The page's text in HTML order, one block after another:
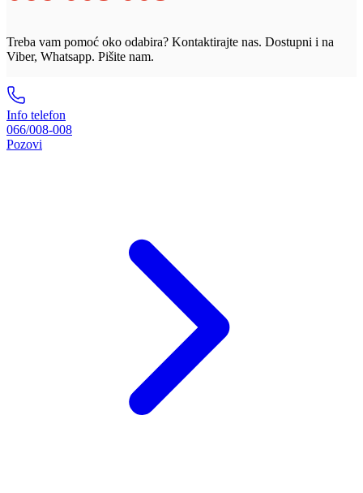
Treba vam pomoć oko odabira? Kontaktirajte nas. Dostupni i na
Viber, Whatsapp. Pišite nam.
Info telefon
066/008-008
Pozovi